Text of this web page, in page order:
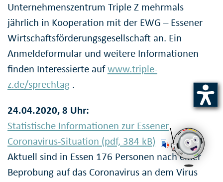
Unternehmenszentrum Triple Z mehrmals
jährlich in Kooperation mit der EWG – Essener
Wirtschaftsförderungsgesellschaft an. Ein
Anmeldeformular und weitere Informationen
finden Interessierte aufwww.triple-
z.de/sprechtag .
24.04.2020, 8 Uhr:
Statistische Informationen zur Essener
Coronavirus-Situation (pdf, 384 kB)
Aktuell sind in Essen 176 Personen nach einer
Beprobung auf das Coronavirus an dem Virus